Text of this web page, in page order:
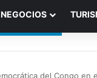
NEGOCIOS
del Congo en